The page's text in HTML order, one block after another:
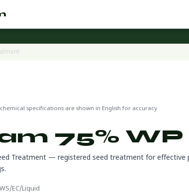
specifications are shown in English for accuracy
75%
Treatment — registered seed treatment for
EC/Liquid